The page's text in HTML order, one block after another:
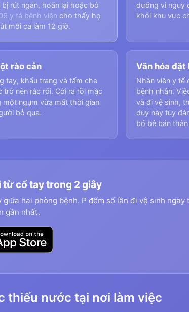
rút ngắn, hoãn lại hoặc bỏ
y tá bệnh viện cho thấy họ
mỗi ca làm 12 giờ.
dưỡng vì nguy
khỏi khu vực
rào cản
tay, khẩu trang và tấm che
nên rắc rối. Cởi ra rồi mặc
một ngụm vừa mất thời gian
bỏ qua.
Văn hóa đặt
Nhân viên y tế
bệnh nhân.
và đi vệ sinh,
duy này tuy
bỏ bê bản
từ cổ tay trong 2 giây
giữa hai phòng bệnh. P đếm số lần đi vệ sinh
gần nhất.
thiếu nước tại nơi làm việc